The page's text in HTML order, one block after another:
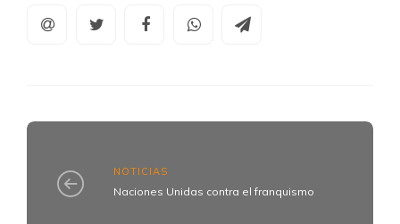
NOTICIAS
Naciones Unidas contra el franquismo